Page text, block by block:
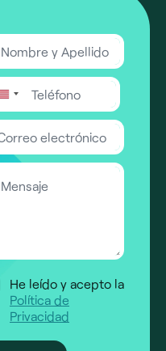
United States +1
He leído y acepto la
Política de
Privacidad